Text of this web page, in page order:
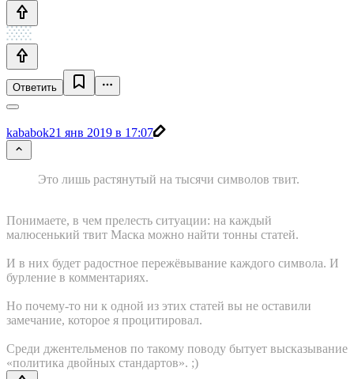
Ответить
kababok21 янв 2019 в 17:07
Это лишь растянутый на тысячи символов твит.
Понимаете, в чем прелесть ситуации: на каждый
малюсенький твит Маска можно найти тонны статей.
И в них будет радостное пережёвывание каждого символа. И
бурление в комментариях.
Но почему-то ни к одной из этих статей вы не оставили
замечание, которое я процитировал.
Среди джентельменов по такому поводу бытует высказывание
«политика двойных стандартов». ;)